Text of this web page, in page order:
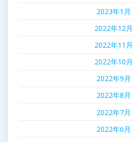
2023年1月
2022年12月
2022年11月
2022年10月
2022年9月
2022年8月
2022年7月
2022年6月